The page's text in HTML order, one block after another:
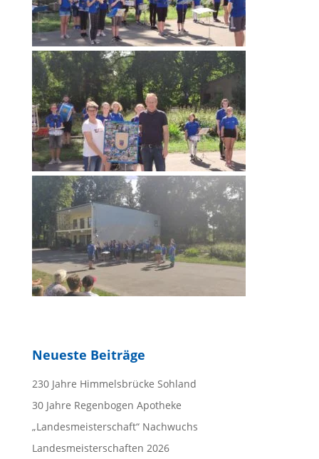
Neueste Beiträge
230 Jahre Himmelsbrücke Sohland
30 Jahre Regenbogen Apotheke
„Landesmeisterschaft“ Nachwuchs
Landesmeisterschaften 2026